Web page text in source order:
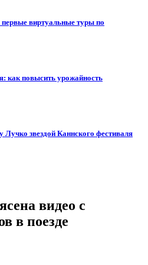
виртуальные туры по
как повысить урожайность
Лучко звездой Каннского фестиваля
видео с
в поезде